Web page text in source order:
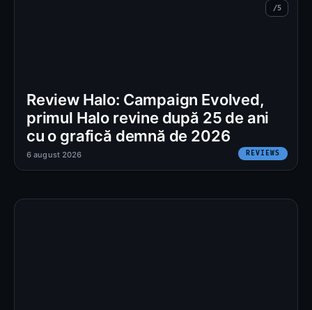
Review Halo: Campaign Evolved,
primul Halo revine după 25 de ani
cu o grafică demnă de 2026
REVIEWS
6 august 2026